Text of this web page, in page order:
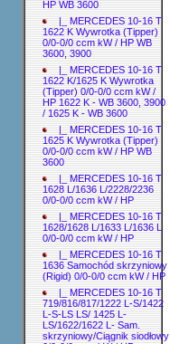
HP WB 3600
|_ MERCEDES 10-16 T
1622 K Wywrotka (Tipper)
0/0-0/0 ccm kW / HP WB
3600, 3900
|_ MERCEDES 10-16 T
1622 K/1625 K Wywrotka
(Tipper) 0/0-0/0 ccm kW /
HP 1622 K - WB 3600, 3900
/ 1625 K - WB 3600
|_ MERCEDES 10-16 T
1625 K Wywrotka (Tipper)
0/0-0/0 ccm kW / HP WB
3600
|_ MERCEDES 10-16 T
1628 L/1636 L/2228/2236
0/0-0/0 ccm kW / HP
|_ MERCEDES 10-16 T
1628/1628 L/1633 L/1636 L
0/0-0/0 ccm kW / HP
|_ MERCEDES 10-16 T
1636 Samochód skrzyniowy
(Rigid) 0/0-0/0 ccm kW / HP
|_ MERCEDES 10-16 T
719/816/817/1222 L-S/1422
L-S-LS LS/ 1425 L-
LS/1622/1622 L- Sam.
skrzyniowy/Ciągnik siodłowy